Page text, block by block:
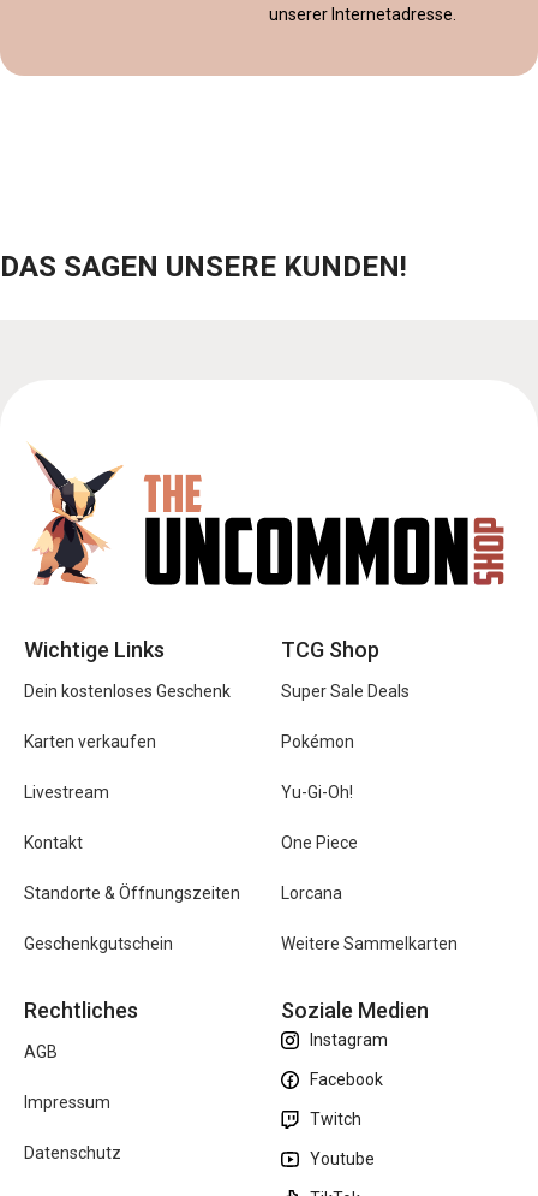
unserer Internetadresse.
DAS SAGEN UNSERE KUNDEN!
Wichtige Links
Dein kostenloses Geschenk
Karten verkaufen
Livestream
Kontakt
Standorte & Öffnungszeiten
Geschenkgutschein
TCG Shop
Super Sale Deals
Pokémon
Yu-Gi-Oh!
One Piece
Lorcana
Weitere Sammelkarten
Rechtliches
AGB
Impressum
Datenschutz
Soziale Medien
Instagram
Facebook
Twitch
Youtube